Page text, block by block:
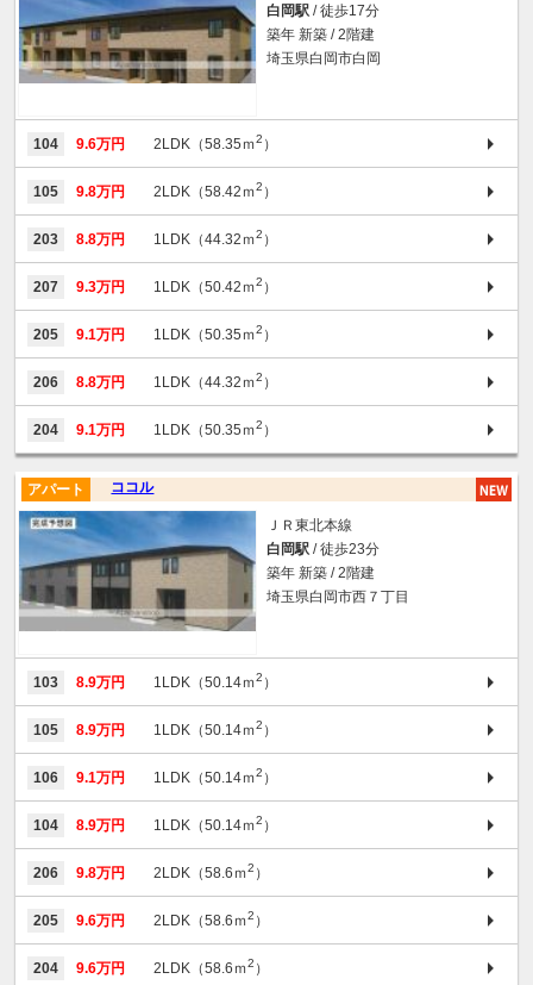
白岡駅 / 徒歩17分
築年 新築 / 2階建
埼玉県白岡市白岡
104 9.6万円 2LDK（58.35ｍ2 ）
105 9.8万円 2LDK（58.42ｍ2 ）
203 8.8万円 1LDK（44.32ｍ2 ）
207 9.3万円 1LDK（50.42ｍ2 ）
205 9.1万円 1LDK（50.35ｍ2 ）
206 8.8万円 1LDK（44.32ｍ2 ）
204 9.1万円 1LDK（50.35ｍ2 ）
ココル
アパート
ＪＲ東北本線
白岡駅 / 徒歩23分
築年 新築 / 2階建
埼玉県白岡市西７丁目
103 8.9万円 1LDK（50.14ｍ2 ）
105 8.9万円 1LDK（50.14ｍ2 ）
106 9.1万円 1LDK（50.14ｍ2 ）
104 8.9万円 1LDK（50.14ｍ2 ）
206 9.8万円 2LDK（58.6ｍ2 ）
205 9.6万円 2LDK（58.6ｍ2 ）
204 9.6万円 2LDK（58.6ｍ2 ）